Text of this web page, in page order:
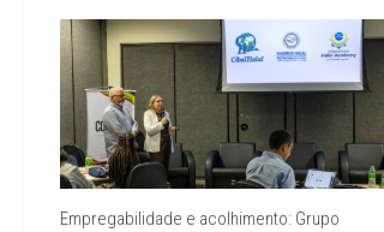
Empregabilidade e acolhimento: Grupo